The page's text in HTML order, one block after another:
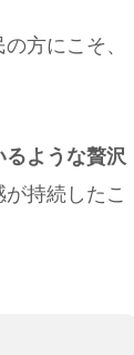
方にこそ、
るような贅沢
持続したこ